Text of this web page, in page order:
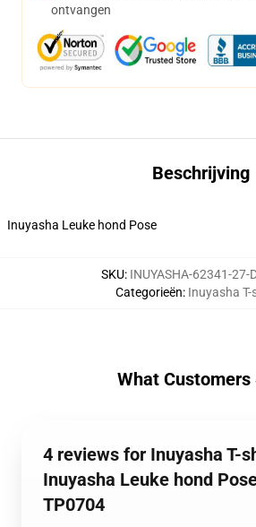
ontvangen
Beschrijving
Inuyasha Leuke hond Pose
SKU: INUYASHA-62341-27-
Categorieën: Inuyasha
What Customers
4 reviews for Inuyasha T-
Inuyasha Leuke hond
TP0704